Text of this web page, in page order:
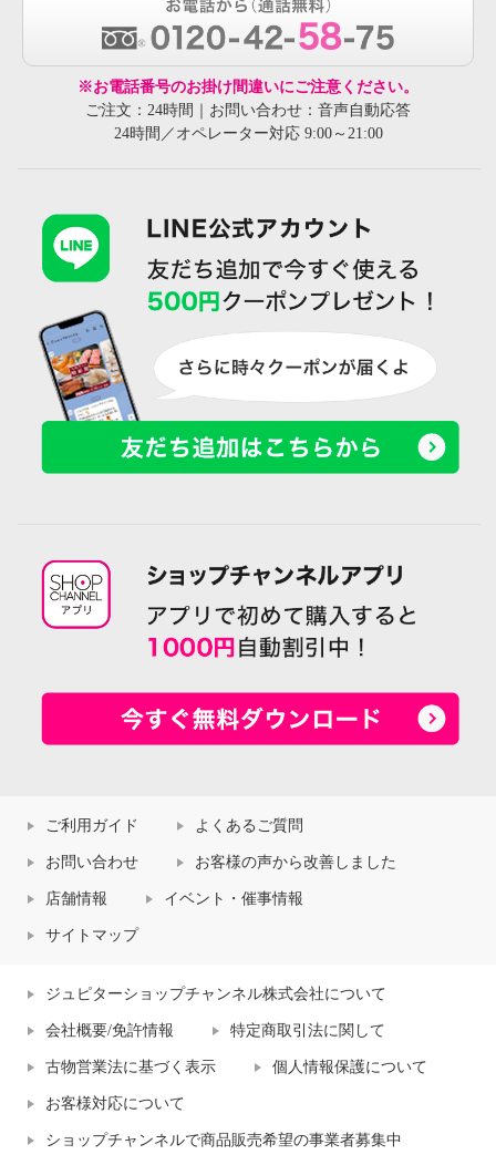
※お電話番号のお掛け間違いにご注意ください。
ご注文：24時間｜お問い合わせ：音声自動応答
24時間／オペレーター対応 9:00～21:00
ご利用ガイド よくあるご質問
お問い合わせ お客様の声から改善しました
店舗情報 イベント・催事情報
サイトマップ
ジュピターショップチャンネル株式会社について
会社概要/免許情報 特定商取引法に関して
古物営業法に基づく表示 個人情報保護について
お客様対応について
ショップチャンネルで商品販売希望の事業者募集中